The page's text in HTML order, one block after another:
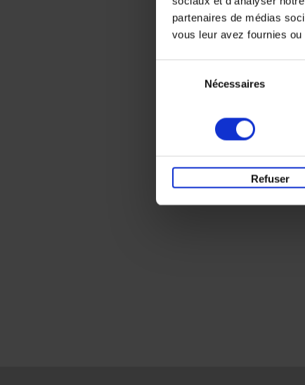
partenaires de médias
vous leur avez fournies
Nécessaires
Refuser